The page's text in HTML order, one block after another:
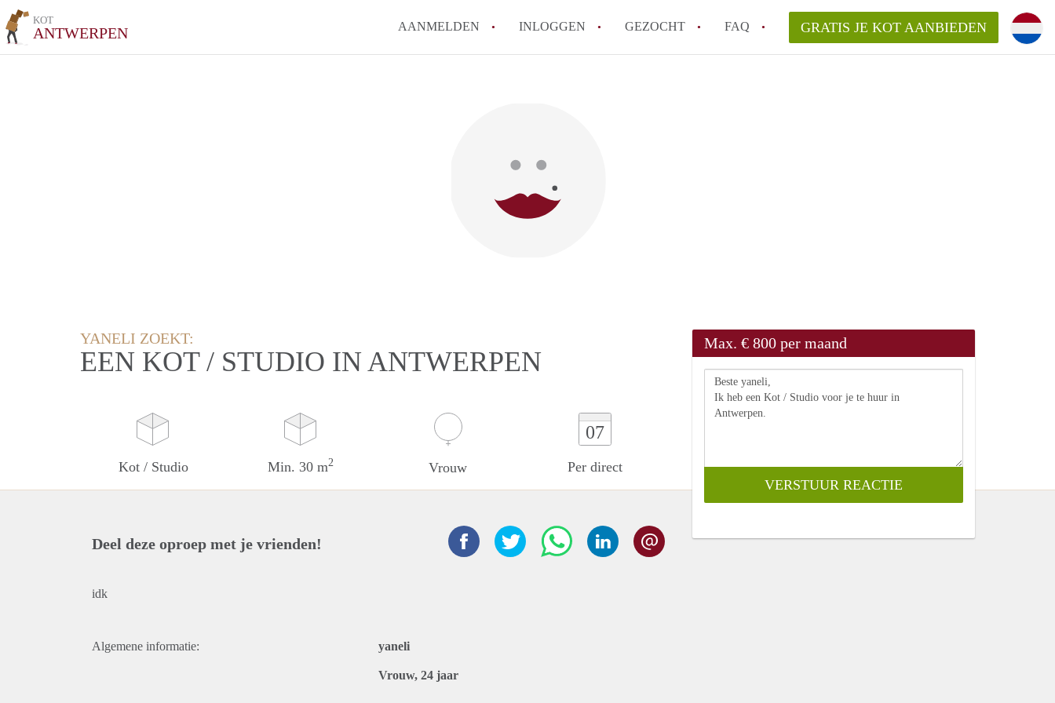
KOT
ANTWERPEN AANMELDEN INLOGGEN GEZOCHT FAQ GRATIS JE KOT AANBIEDEN
YANELI ZOEKT:
EEN KOT / STUDIO IN ANTWERPEN
Kot / Studio Min. 30 m2 Vrouw
07
Per direct
Max. € 800 per maand
Deel deze oproep met je vrienden!
idk
Algemene informatie: yaneli
Vrouw, 24 jaar